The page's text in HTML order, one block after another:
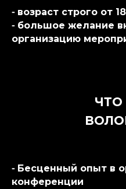
⁃ возраст строго от
⁃ большое желание
организацию
⁃ Бесценный опыт в
конференции